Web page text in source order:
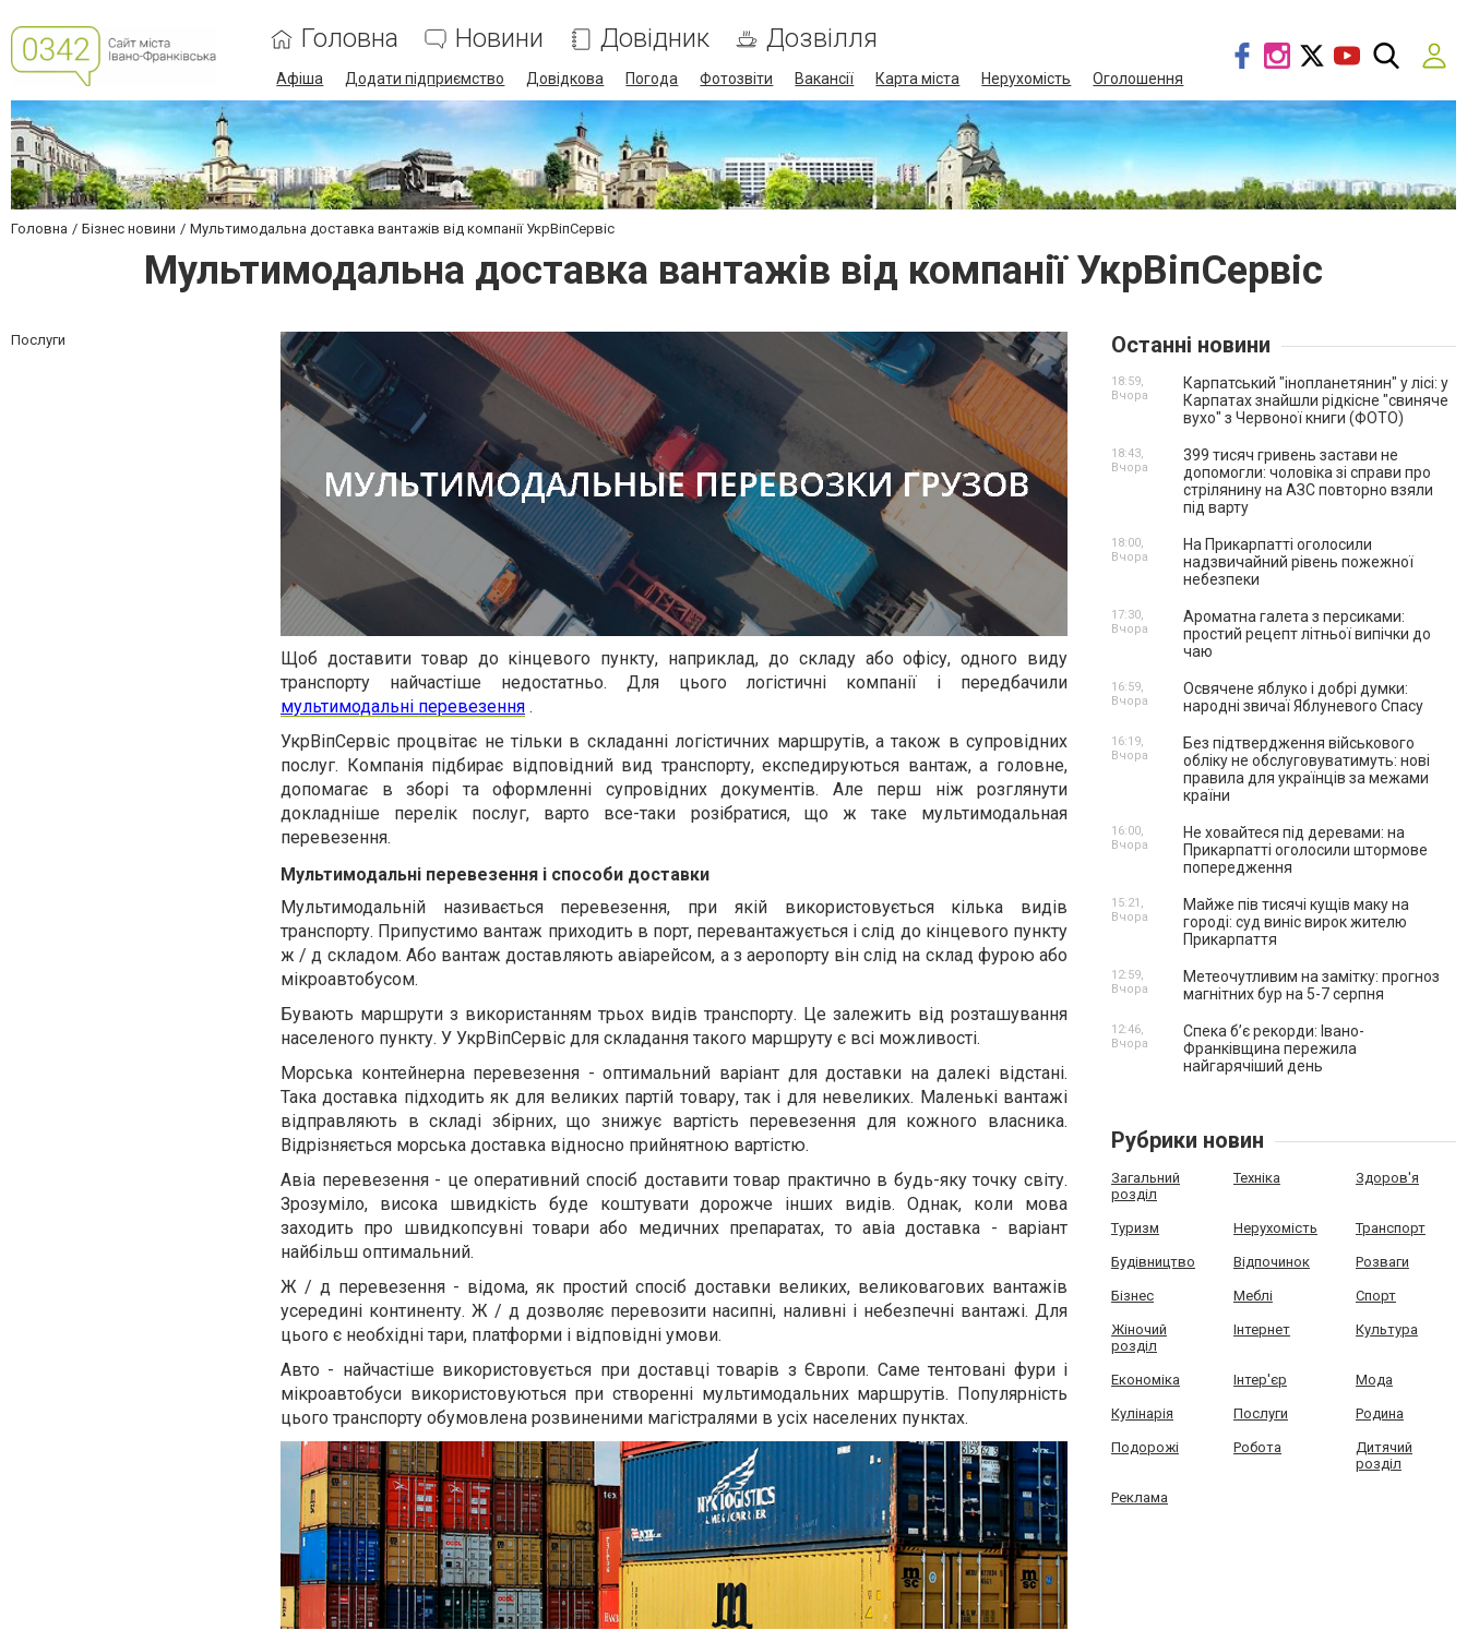
Головна Новини Довідник Дозвілля
Афіша Додати підприємство Довідкова Погода Фотозвіти Вакансії Карта міста Нерухомість Оголошення
Головна Бізнес новини Мультимодальна доставка вантажів від компанії УкрВіпСервіс
Мультимодальна доставка вантажів від компанії УкрВіпСервіс
Послуги
Щоб доставити товар до кінцевого пункту, наприклад, до складу або офісу, одного виду
транспорту найчастіше недостатньо. Для цього логістичні компанії і передбачили
мультимодальні перевезення .
УкрВіпСервіс процвітає не тільки в складанні логістичних маршрутів, а також в супровідних
послуг. Компанія підбирає відповідний вид транспорту, експедируються вантаж, а головне,
допомагає в зборі та оформленні супровідних документів. Але перш ніж розглянути
докладніше перелік послуг, варто все-таки розібратися, що ж таке мультимодальная
перевезення.
Мультимодальні перевезення і способи доставки
Мультимодальній називається перевезення, при якій використовується кілька видів
транспорту. Припустимо вантаж приходить в порт, перевантажується і слід до кінцевого пункту
ж / д складом. Або вантаж доставляють авіарейсом, а з аеропорту він слід на склад фурою або
мікроавтобусом.
Бувають маршрути з використанням трьох видів транспорту. Це залежить від розташування
населеного пункту. У УкрВіпСервіс для складання такого маршруту є всі можливості.
Морська контейнерна перевезення - оптимальний варіант для доставки на далекі відстані.
Така доставка підходить як для великих партій товару, так і для невеликих. Маленькі вантажі
відправляють в складі збірних, що знижує вартість перевезення для кожного власника.
Відрізняється морська доставка відносно прийнятною вартістю.
Авіа перевезення - це оперативний спосіб доставити товар практично в будь-яку точку світу.
Зрозуміло, висока швидкість буде коштувати дорожче інших видів. Однак, коли мова
заходить про швидкопсувні товари або медичних препаратах, то авіа доставка - варіант
найбільш оптимальний.
Ж / д перевезення - відома, як простий спосіб доставки великих, великовагових вантажів
усередині континенту. Ж / д дозволяє перевозити насипні, наливні і небезпечні вантажі. Для
цього є необхідні тари, платформи і відповідні умови.
Авто - найчастіше використовується при доставці товарів з Європи. Саме тентовані фури і
мікроавтобуси використовуються при створенні мультимодальних маршрутів. Популярність
цього транспорту обумовлена ​​розвиненими магістралями в усіх населених пунктах.
Останні новини
Карпатський "інопланетянин" у лісі: у
Карпатах знайшли рідкісне "свиняче
вухо" з Червоної книги (ФОТО)
18:59,
Вчора
399 тисяч гривень застави не
допомогли: чоловіка зі справи про
стрілянину на АЗС повторно взяли
під варту
18:43,
Вчора
На Прикарпатті оголосили
надзвичайний рівень пожежної
небезпеки
18:00,
Вчора
Ароматна галета з персиками:
простий рецепт літньої випічки до
чаю
17:30,
Вчора
Освячене яблуко і добрі думки:
народні звичаї Яблуневого Спасу
16:59,
Вчора
Без підтвердження військового
обліку не обслуговуватимуть: нові
правила для українців за межами
країни
16:19,
Вчора
Не ховайтеся під деревами: на
Прикарпатті оголосили штормове
попередження
16:00,
Вчора
Майже пів тисячі кущів маку на
городі: суд виніс вирок жителю
Прикарпаття
15:21,
Вчора
Метеочутливим на замітку: прогноз
магнітних бур на 5-7 серпня
12:59,
Вчора
Спека б’є рекорди: Івано-
Франківщина пережила
найгарячіший день
12:46,
Вчора
Рубрики новин
Загальний
розділ
Техніка Здоров'я
Туризм Нерухомість Транспорт
Будівництво Відпочинок Розваги
Бізнес Меблі Спорт
Жіночий
розділ
Інтернет Культура
Економіка Інтер'єр Мода
Кулінарія Послуги Родина
Подорожі Робота
Дитячий
розділ
Реклама